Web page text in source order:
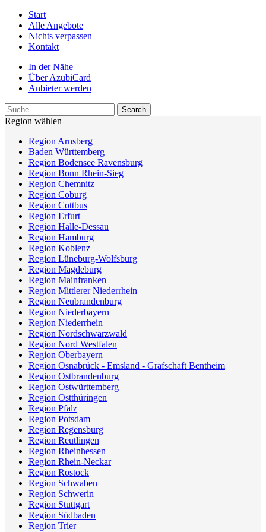
Start
Alle Angebote
Nichts verpassen
Kontakt
In der Nähe
Über AzubiCard
Anbieter werden
Region wählen
Region Arnsberg
Baden Württemberg
Region Bodensee Ravensburg
Region Bonn Rhein-Sieg
Region Chemnitz
Region Coburg
Region Cottbus
Region Erfurt
Region Halle-Dessau
Region Hamburg
Region Koblenz
Region Lüneburg-Wolfsburg
Region Magdeburg
Region Mainfranken
Region Mittlerer Niederrhein
Region Neubrandenburg
Region Niederbayern
Region Niederrhein
Region Nordschwarzwald
Region Nord Westfalen
Region Oberbayern
Region Osnabrück - Emsland - Grafschaft Bentheim
Region Ostbrandenburg
Region Ostwürttemberg
Region Ostthüringen
Region Pfalz
Region Potsdam
Region Regensburg
Region Reutlingen
Region Rheinhessen
Region Rhein-Neckar
Region Rostock
Region Schwaben
Region Schwerin
Region Stuttgart
Region Südbaden
Region Trier